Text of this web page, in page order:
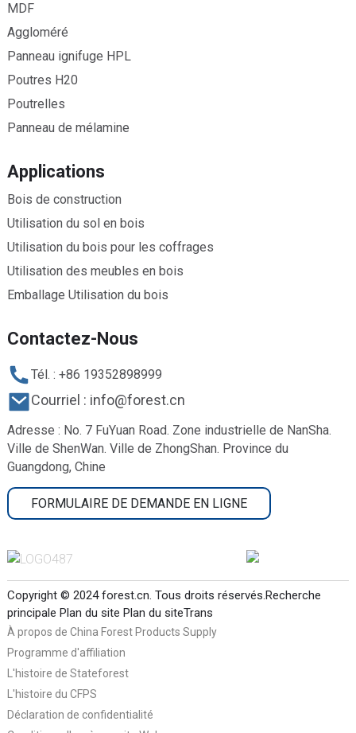
MDF
Aggloméré
Panneau ignifuge HPL
Poutres H20
Poutrelles
Panneau de mélamine
Applications
Bois de construction
Utilisation du sol en bois
Utilisation du bois pour les coffrages
Utilisation des meubles en bois
Emballage Utilisation du bois
Contactez-Nous
Tél. : +86 19352898999
Courriel : info@forest.cn
Adresse : No. 7 FuYuan Road. Zone industrielle de NanSha.
Ville de ShenWan. Ville de ZhongShan. Province du
Guangdong, Chine
FORMULAIRE DE DEMANDE EN LIGNE
Copyright © 2024 forest.cn. Tous droits réservés.Recherche
principale Plan du site Plan du siteTrans
À propos de China Forest Products Supply
Programme d'affiliation
L'histoire de Stateforest
L'histoire du CFPS
Déclaration de confidentialité